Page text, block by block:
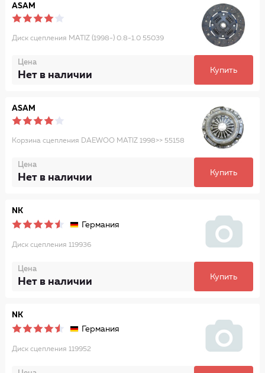
ASAM
Диск сцепления MATIZ (1998-) 0.8-1.0 55039
Цена
Нет в наличии Купить
ASAM
Корзина сцепления DAEWOO MATIZ 1998>> 55158
Цена
Нет в наличии Купить
NK
Германия
Диск сцепления 119936
Цена
Нет в наличии Купить
NK
Германия
Диск сцепления 119952